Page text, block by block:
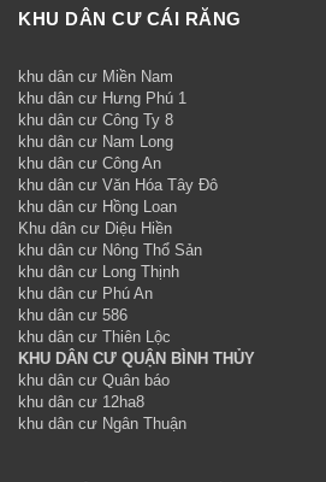
KHU DÂN CƯ CÁI RĂNG
khu dân cư Miền Nam
khu dân cư Hưng Phú 1
khu dân cư Công Ty 8
khu dân cư Nam Long
khu dân cư Công An
khu dân cư Văn Hóa Tây Đô
khu dân cư Hồng Loan
Khu dân cư Diệu Hiền
khu dân cư Nông Thổ Sản
khu dân cư Long Thịnh
khu dân cư Phú An
khu dân cư 586
khu dân cư Thiên Lộc
KHU DÂN CƯ QUẬN BÌNH THỦY
khu dân cư Quân báo
khu dân cư 12ha8
khu dân cư Ngân Thuận